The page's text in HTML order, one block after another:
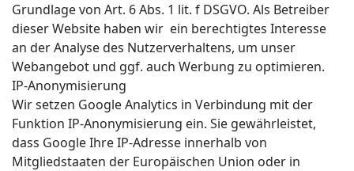
Grundlage von Art. 6 Abs. 1 lit. f DSGVO. Als Betreiber
dieser Website haben wir ein berechtigtes Interesse
an der Analyse des Nutzerverhaltens, um unser
Webangebot und ggf. auch Werbung zu optimieren.
IP-Anonymisierung
Wir setzen Google Analytics in Verbindung mit der
Funktion IP-Anonymisierung ein. Sie gewährleistet,
dass Google Ihre IP-Adresse innerhalb von
Mitgliedstaaten der Europäischen Union oder in